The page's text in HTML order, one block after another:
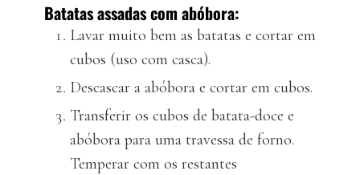
Batatas assadas com abóbora:
Lavar muito bem as batatas e cortar em
cubos (uso com casca).
Descascar a abóbora e cortar em cubos.
Transferir os cubos de batata-doce e
abóbora para uma travessa de forno.
Temperar com os restantes